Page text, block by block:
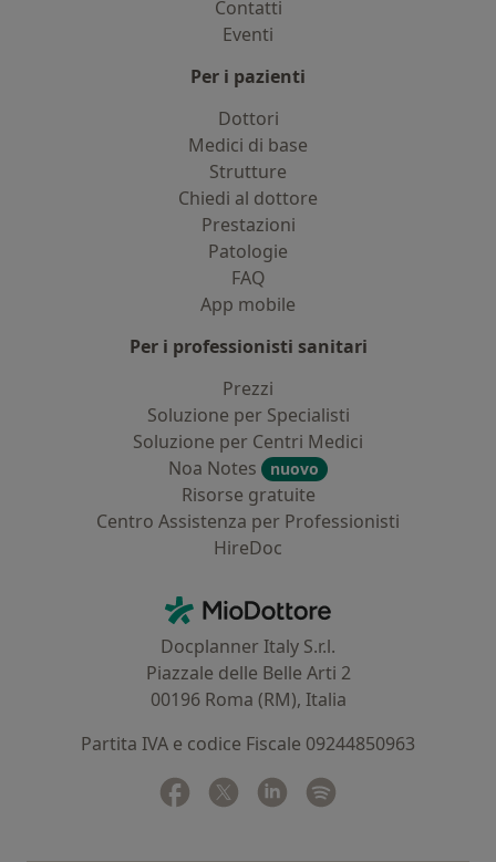
Contatti
Eventi
Per i pazienti
Dottori
Medici di base
Strutture
Chiedi al dottore
Prestazioni
Patologie
FAQ
App mobile
Per i professionisti sanitari
Prezzi
Soluzione per Specialisti
Soluzione per Centri Medici
Noa Notes
nuovo
Risorse gratuite
Centro Assistenza per Professionisti
HireDoc
MioDottore - Homepage
Docplanner Italy S.r.l.
Piazzale delle Belle Arti 2
00196 Roma (RM), Italia
Partita IVA e codice Fiscale 09244850963
Facebook
si apre in una nuova scheda
Twitter
si apre in una nuova scheda
Linkedin
si apre in una nuova